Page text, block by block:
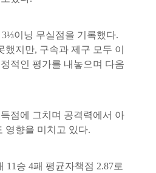
이닝 무실점을 기록했다.
지만, 구속과 제구 모두 이
적인 평가를 내놓으며 다음
점에 그치며 공격력에서 아
영향을 미치고 있다.
승 4패 평균자책점 2.87로